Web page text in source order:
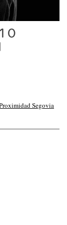
Segovia